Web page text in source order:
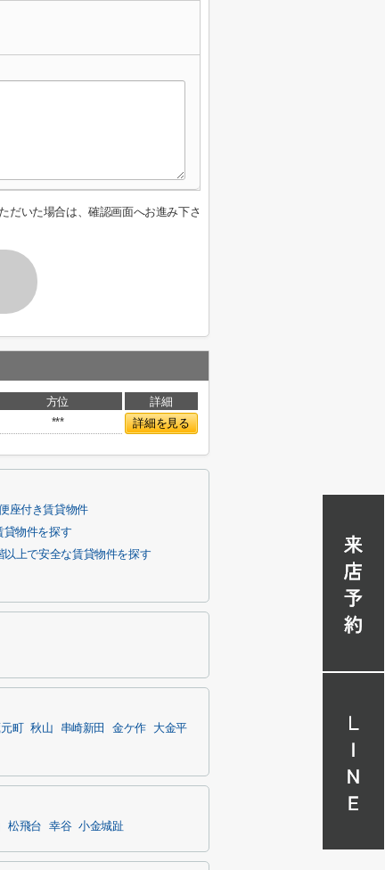
だいた場合は、確認画面へお進み下さ
方位
詳細
*** 詳細を見る
座付き賃貸物件
貸物件を探す
以上で安全な賃貸物件を探す
町 秋山 串崎新田 金ケ作
大金平
松飛台 幸谷 小金城趾